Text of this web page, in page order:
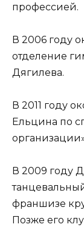
профессией.
В 2006 году
отделение
Дягилева.
В 2011 году
Ельцина по
В 2009 году
франшизе
Позже его